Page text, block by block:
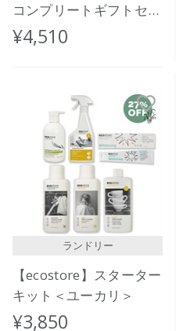
コンプリートギフトセッ
ト
¥4,510
ランドリー
【ecostore】スターター
キット＜ユーカリ＞
¥3,850